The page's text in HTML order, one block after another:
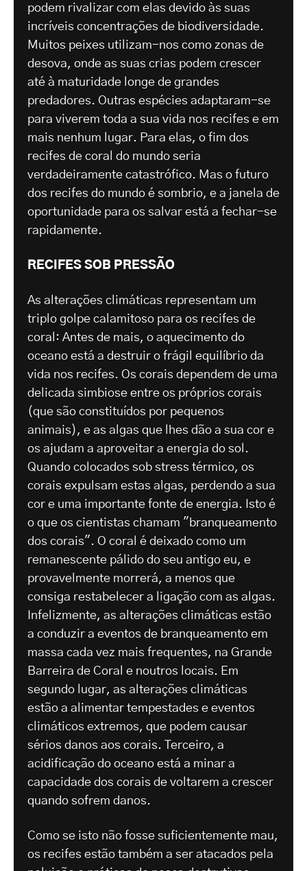
podem rivalizar com elas devido às suas
incríveis concentrações de biodiversidade.
Muitos peixes utilizam-nos como zonas de
desova, onde as suas crias podem crescer
até à maturidade longe de grandes
predadores. Outras espécies adaptaram-se
para viverem toda a sua vida nos recifes e em
mais nenhum lugar. Para elas, o fim dos
recifes de coral do mundo seria
verdadeiramente catastrófico. Mas o futuro
dos recifes do mundo é sombrio, e a janela de
oportunidade para os salvar está a fechar-se
rapidamente.
RECIFES SOB PRESSÃO
As alterações climáticas representam um
triplo golpe calamitoso para os recifes de
coral: Antes de mais, o aquecimento do
oceano está a destruir o frágil equilíbrio da
vida nos recifes. Os corais dependem de uma
delicada simbiose entre os próprios corais
(que são constituídos por pequenos
animais), e as algas que lhes dão a sua cor e
os ajudam a aproveitar a energia do sol.
Quando colocados sob stress térmico, os
corais expulsam estas algas, perdendo a sua
cor e uma importante fonte de energia. Isto é
o que os cientistas chamam "branqueamento
dos corais". O coral é deixado como um
remanescente pálido do seu antigo eu, e
provavelmente morrerá, a menos que
consiga restabelecer a ligação com as algas.
Infelizmente, as alterações climáticas estão
a conduzir a eventos de branqueamento em
massa cada vez mais frequentes, na Grande
Barreira de Coral e noutros locais. Em
segundo lugar, as alterações climáticas
estão a alimentar tempestades e eventos
climáticos extremos, que podem causar
sérios danos aos corais. Terceiro, a
acidificação do oceano está a minar a
capacidade dos corais de voltarem a crescer
quando sofrem danos.
Como se isto não fosse suficientemente mau,
os recifes estão também a ser atacados pela